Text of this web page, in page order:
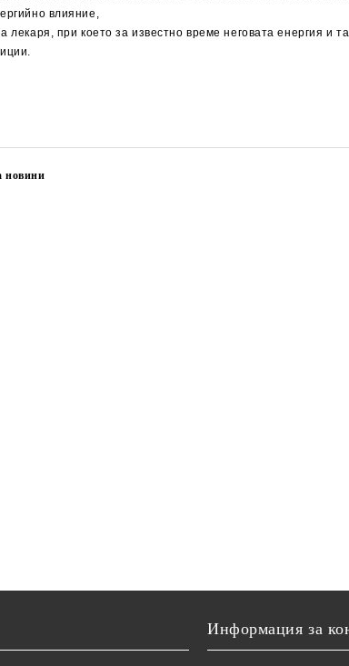
влияние,
при което за известно време неговата енергия и
новини
Информация за